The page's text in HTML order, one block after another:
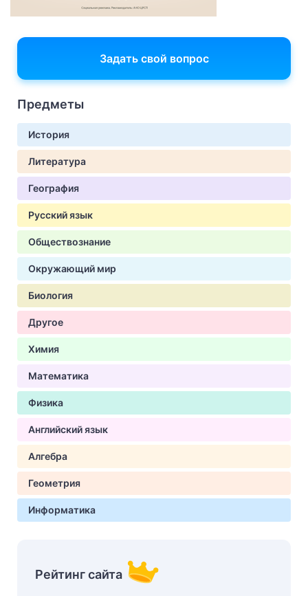
Задать свой вопрос
Предметы
История
Литература
География
Русский язык
Обществознание
Окружающий мир
Биология
Другое
Химия
Математика
Физика
Английский язык
Алгебра
Геометрия
Информатика
Рейтинг сайта